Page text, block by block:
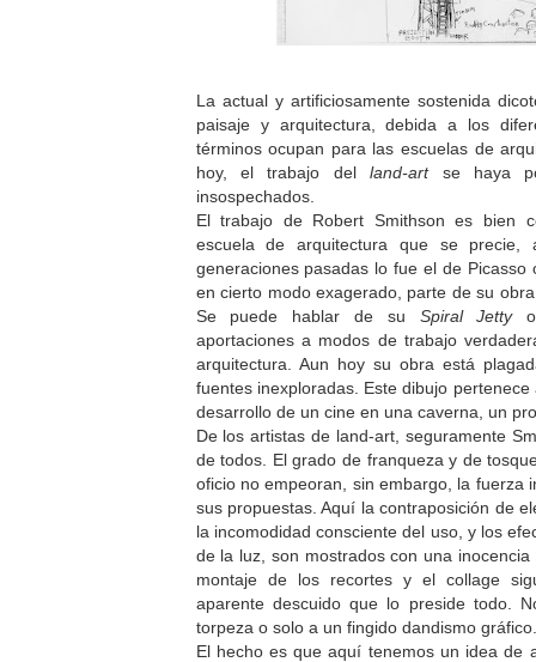
La actual y artificiosamente sostenida
paisaje y arquitectura, debida a los
términos ocupan para las escuelas de
hoy, el trabajo delland-artse haya
insospechados.
El trabajo de Robert Smithson es bien
escuela de arquitectura que se
generaciones pasadas lo fue el de Picasso
en cierto modo exagerado, parte de su
Se puede hablar de su Spiral Jettyo
aportaciones a modos de trabajo
arquitectura. Aun hoy su obra está
fuentes inexploradas. Este dibujo
desarrollo de un cine en una caverna, un
De los artistas de land-art, seguramente
de todos. El grado de franqueza y de
oficio no empeoran, sin embargo, la fuerza
sus propuestas. Aquí la contraposición de
la incomodidad consciente del uso, y los
de la luz, son mostrados con una
montaje de los recortes y el collage
aparente descuido que lo preside todo.
torpeza o solo a un fingido dandismo gráfico.
El hecho es que aquí tenemos un idea de